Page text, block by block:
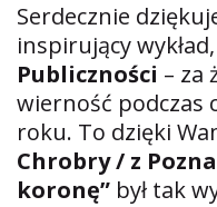
Serdecznie
inspirujący
Publiczności – za
wierność podczas
roku. To dzięki
Chrobry / z
koronę” był tak